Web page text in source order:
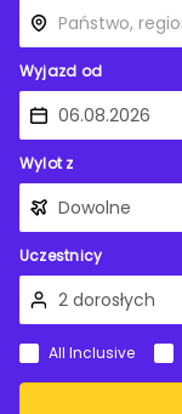
Wyjazd od
Wylot z
Uczestnicy
All Inclusive